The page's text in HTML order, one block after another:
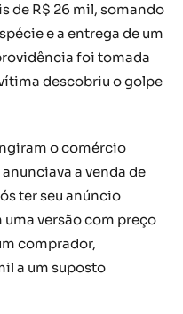
de R$ 26 mil, somando
e a entrega de um
foi tomada
descobriu o golpe
o comércio
a venda de
ter seu anúncio
versão com preço
comprador,
a um suposto